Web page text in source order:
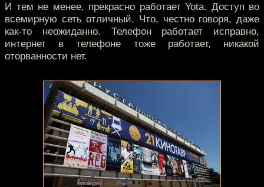
И тем не менее, прекрасно работает Yota. Доступ во
всемирную сеть отличный. Что, честно говоря, даже
как-то неожиданно. Телефон работает исправно,
интернет в телефоне тоже работает, никакой
оторванности нет.